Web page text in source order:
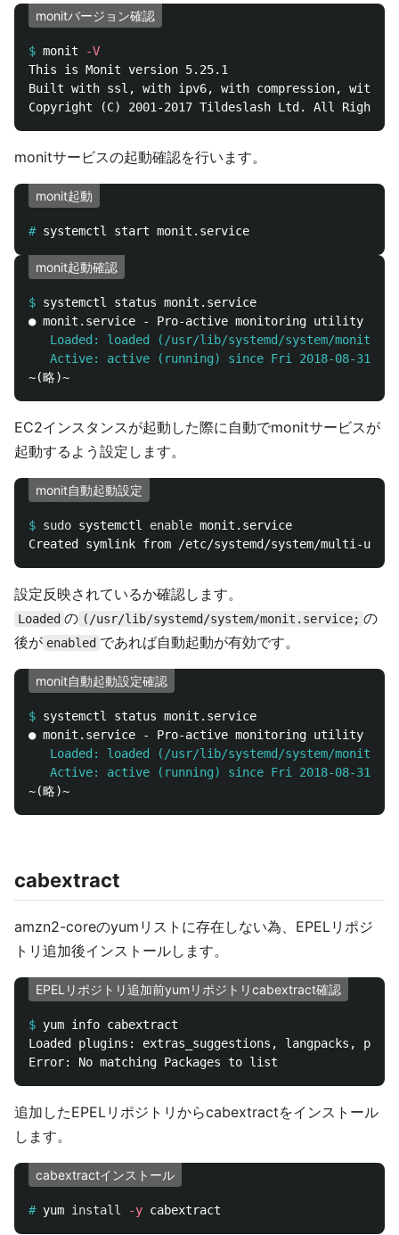
monitバージョン確認
$ monit
-V
This is Monit version 5.25.1
Built with ssl, with ipv6, with compression, with
monitサービスの起動確認を行います。
monit起動
#
monit起動確認
$
Loaded: loaded (/usr/lib/systemd/system/
Active: active (running) since Fri 2018-08-31
EC2インスタンスが起動した際に自動でmonitサービスが
起動するよう設定します。
monit自動起動設定
$ sudo systemctl enable
設定反映されているか確認します。
Loaded の (/usr/lib/systemd/system/monit.service; の
後が enabled であれば自動起動が有効です。
monit自動起動設定確認
$
Loaded: loaded (/usr/lib/systemd/system/
Active: active (running) since Fri 2018-08-31
cabextract
amzn2-coreのyumリストに存在しない為、EPELリポジ
トリ追加後インストールします。
EPELリポジトリ追加前yumリポジトリcabextract確認
$
Loaded plugins: extras_suggestions, langpacks,
追加したEPELリポジトリからcabextractをインストール
します。
cabextractインストール
# yum install -y